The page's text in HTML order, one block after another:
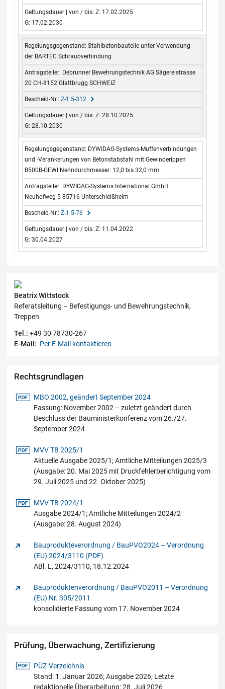
Z: 17.02.2025
G: 17.02.2030
Stahlbetonbauteile unter Verwendung
der BARTEC Schraubverbindung
Debrunner Bewehrungstechnik AG Sägereistrasse
20 CH-8152 Glattbrugg SCHWEIZ
Z-1.5-312
Z: 28.10.2025
G: 28.10.2030
DYWIDAG-Systems-Muffenverbindungen
und -Verankerungen von Betonstabstahl mit Gewinderippen
B500B-GEWI Nenndurchmesser: 12,0 bis 32,0 mm
DYWIDAG-Systems International GmbH
Neuhofweg 5 85716 Unterschleißheim
Z-1.5-76
Z: 11.04.2022
G: 30.04.2027
Kontaktdaten
Beatrix Wittstock
Referatsleitung – Befestigungs- und Bewehrungstechnik,
Treppen
Tel.: +49 30 78730-267
E-Mail: Per E-Mail kontaktieren
Rechtsgrundlagen
pdf-Datei
MBO 2002, geändert September 2024
Fassung: November 2002 – zuletzt geändert durch
Beschluss der Bauministerkonferenz vom 26./27.
September 2024
pdf-Datei
MVV TB 2025/1
Aktuelle Ausgabe 2025/1; Amtliche Mitteilungen 2025/3
(Ausgabe: 20. Mai 2025 mit Druckfehlerberichtigung vom
29. Juli 2025 und 22. Oktober 2025)
pdf-Datei
MVV TB 2024/1
Ausgabe 2024/1; Amtliche Mitteilungen 2024/2
(Ausgabe: 28. August 2024)
Bauprodukteverordnung / BauPVO2024 – Verordnung
(EU) 2024/3110 (PDF)
ABl. L, 2024/3110, 18.12.2024
Bauproduktenverordnung / BauPVO2011 – Verordnung
(EU) Nr. 305/2011
konsolidierte Fassung vom 17. November 2024
Prüfung, Überwachung, Zertifizierung
pdf-Datei
PÜZ-Verzeichnis
Stand: 1. Januar 2026; Ausgabe 2026; Letzte
redaktionelle Überarbeitung: 28. Juli 2026